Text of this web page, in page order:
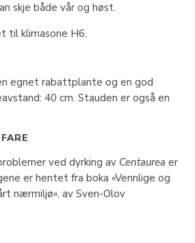
skje både vår og høst.
til klimasone H6.
egnet rabattplante og en god
40 cm. Stauden er også en
ved dyrking av Centaurea er
er hentet fra boka «Vennlige og
nærmiljø», av Sven-Olov